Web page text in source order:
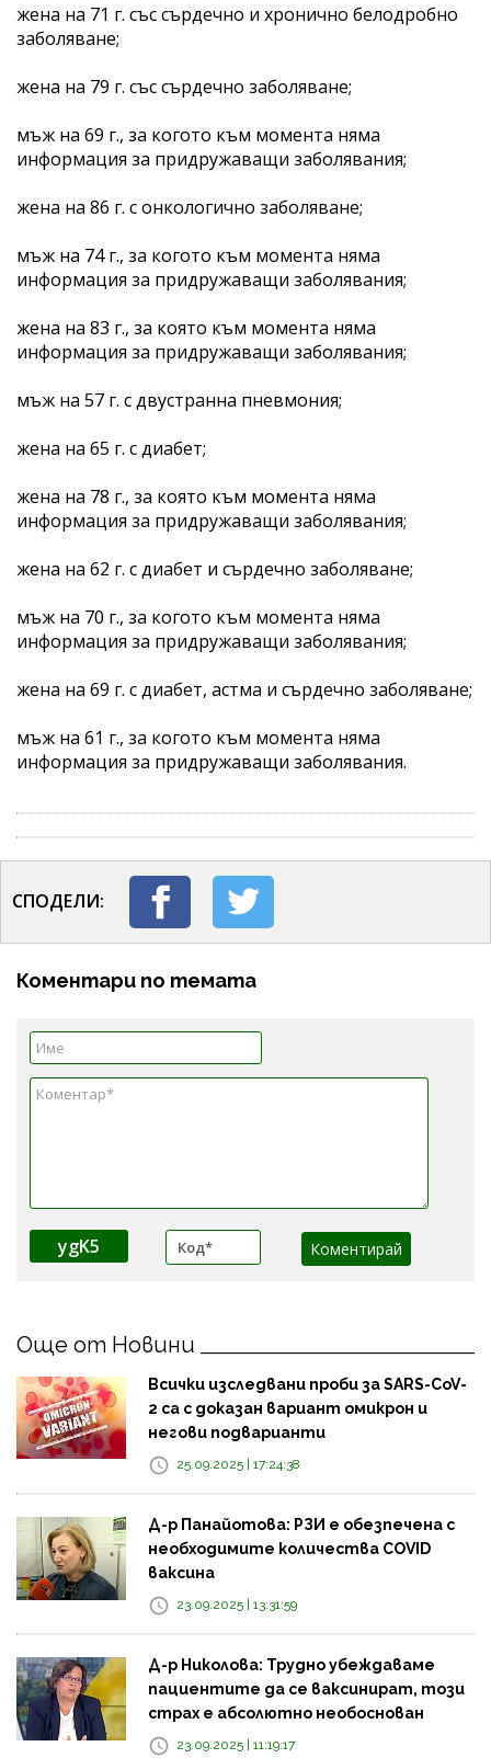
жена на 71 г. със сърдечно и хронично белодробно
заболяване;
жена на 79 г. със сърдечно заболяване;
мъж на 69 г., за когото към момента няма
информация за придружаващи заболявания;
жена на 86 г. с онкологично заболяване;
мъж на 74 г., за когото към момента няма
информация за придружаващи заболявания;
жена на 83 г., за която към момента няма
информация за придружаващи заболявания;
мъж на 57 г. с двустранна пневмония;
жена на 65 г. с диабет;
жена на 78 г., за която към момента няма
информация за придружаващи заболявания;
жена на 62 г. с диабет и сърдечно заболяване;
мъж на 70 г., за когото към момента няма
информация за придружаващи заболявания;
жена на 69 г. с диабет, астма и сърдечно заболяване;
мъж на 61 г., за когото към момента няма
информация за придружаващи заболявания.
СПОДЕЛИ:
Коментари по темата
ygK5
Още от Новини
Всички изследвани проби за SARS-CoV-
2 са с доказан вариант омикрон и
негови подварианти
25.09.2025 | 17:24:38
Д-р Панайотова: РЗИ е обезпечена с
необходимите количества COVID
ваксина
23.09.2025 | 13:31:59
Д-р Николова: Трудно убеждаваме
пациентите да се ваксинират, този
страх е абсолютно необоснован
23.09.2025 | 11:19:17